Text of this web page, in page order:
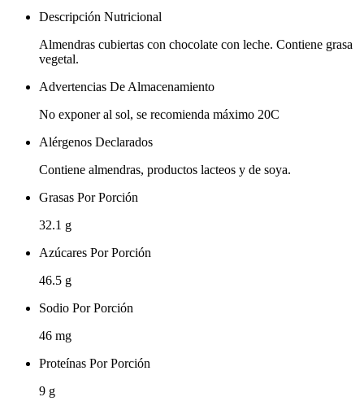
Descripción Nutricional
Almendras cubiertas con chocolate con leche. Contiene grasa
vegetal.
Advertencias De Almacenamiento
No exponer al sol, se recomienda máximo 20C
Alérgenos Declarados
Contiene almendras, productos lacteos y de soya.
Grasas Por Porción
32.1 g
Azúcares Por Porción
46.5 g
Sodio Por Porción
46 mg
Proteínas Por Porción
9 g